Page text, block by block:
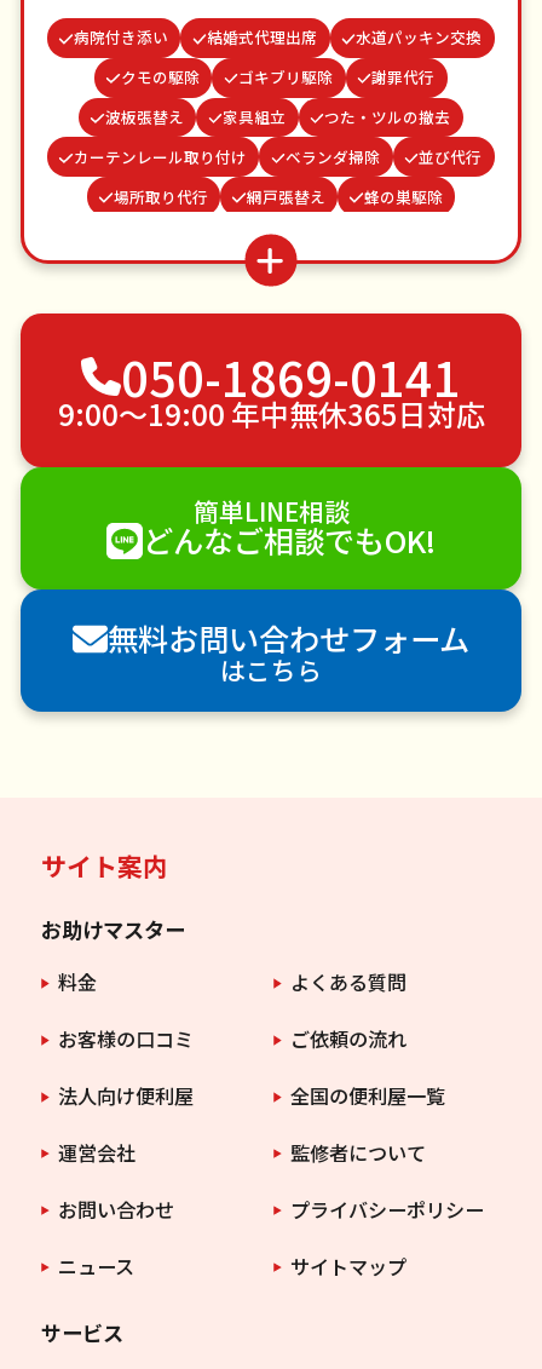
病院付き添い 結婚式代理出席
水道パッキン交換
クモの駆除
ゴキブリ駆除
謝罪代行
波板張替え
家具組立
つた・ツルの撤去
カーテンレール取り付け
ベランダ掃除
並び代行
場所取り代行
網戸張替え
蜂の巣駆除
買い物代行
雨どい修理・掃除
お庭の水やり
物置解体
不用品回収
ゴミ屋敷片付け
草刈り・草むしり
家具の移動
引っ越し
植木の剪定
植木の伐採
手すり取り付け
ペットのお世話
エアコンクリーニング
DIY・日曜大工
ハウスクリーニング
雪かき・雪下ろし
電球交換
襖（ふすま）の張替え
空き家管理
害獣駆除
防草シート施工
ナメクジ駆除
害虫駆除
050-1869-0141
9:00〜19:00 年中無休365日対応
簡単LINE相談
どんなご相談でもOK!
無料お問い合わせフォーム
はこちら
サイト案内
お助けマスター
料金
よくある質問
お客様の口コミ
ご依頼の流れ
法人向け便利屋
全国の便利屋一覧
運営会社
監修者について
お問い合わせ
プライバシーポリシー
ニュース
サイトマップ
サービス